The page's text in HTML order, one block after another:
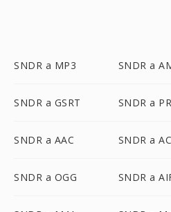
SNDR a MP3 SNDR a
SNDR a GSRT SNDR a
SNDR a AAC SNDR a
SNDR a OGG SNDR a